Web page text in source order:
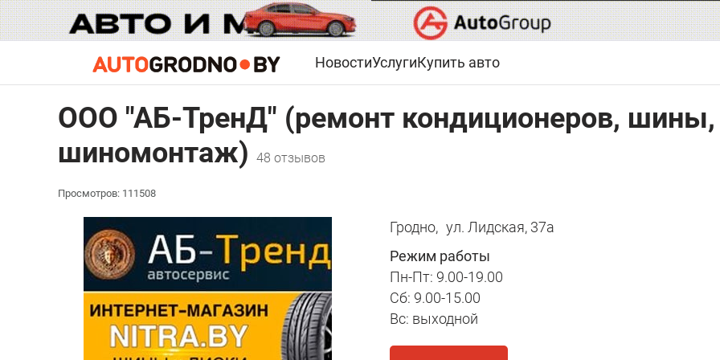
НовостиУслугиКупить авто
ООО "АБ-ТренД" (ремонт кондиционеров, шины,
шиномонтаж) 48 отзывов
Просмотров: 111508
Гродно, ул. Лидская, 37а
Режим работы
Пн-Пт: 9.00-19.00
Cб: 9.00-15.00
Вс: выходной